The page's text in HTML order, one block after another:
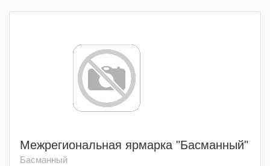
Межрегиональная ярмарка "Басманный"
Басманный